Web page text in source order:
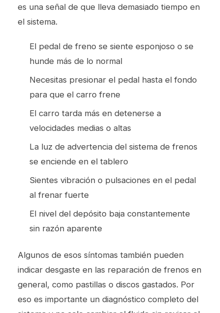
es una señal de que lleva demasiado tiempo en
el sistema.
El pedal de freno se siente esponjoso o se
hunde más de lo normal
Necesitas presionar el pedal hasta el fondo
para que el carro frene
El carro tarda más en detenerse a
velocidades medias o altas
La luz de advertencia del sistema de frenos
se enciende en el tablero
Sientes vibración o pulsaciones en el pedal
al frenar fuerte
El nivel del depósito baja constantemente
sin razón aparente
Algunos de esos síntomas también pueden
indicar desgaste en las reparación de frenos en
general, como pastillas o discos gastados. Por
eso es importante un diagnóstico completo del